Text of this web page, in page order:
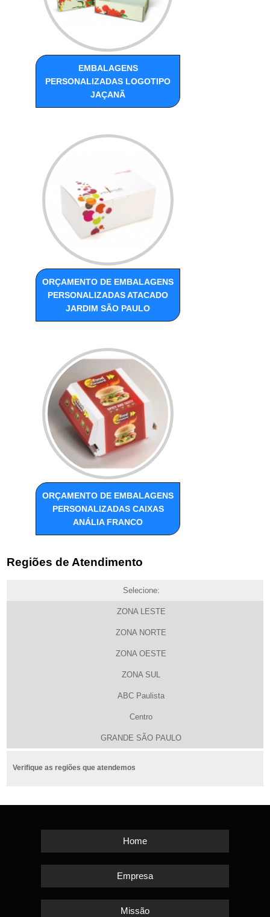
EMBALAGENS
PERSONALIZADAS LOGOTIPO
JAÇANÃ
ORÇAMENTO DE EMBALAGENS
PERSONALIZADAS ATACADO
JARDIM SÃO PAULO
ORÇAMENTO DE EMBALAGENS
PERSONALIZADAS CAIXAS
ANÁLIA FRANCO
Regiões de Atendimento
Selecione:
ZONA LESTE
ZONA NORTE
ZONA OESTE
ZONA SUL
ABC Paulista
Centro
GRANDE SÃO PAULO
Verifique as regiões que atendemos
Home
Empresa
Missão